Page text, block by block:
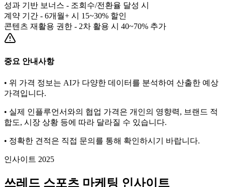
성과 기반 보너스 - 조회수/전환율 달성 시
계약 기간 - 6개월+ 시 15~30% 할인
콘텐츠 재활용 권한 - 2차 활용 시 40~70% 추가
중요 안내사항
• 위 가격 정보는 AI가 다양한 데이터를 분석하여 산출한 예상
가격입니다.
• 실제 인플루언서와의 협업 가격은 개인의 영향력, 브랜드 적
합도, 시장 상황 등에 따라 달라질 수 있습니다.
• 정확한 견적은 직접 문의를 통해 확인하시기 바랍니다.
인사이트 2025
쓰레드 스포츠 마케팅 인사이트